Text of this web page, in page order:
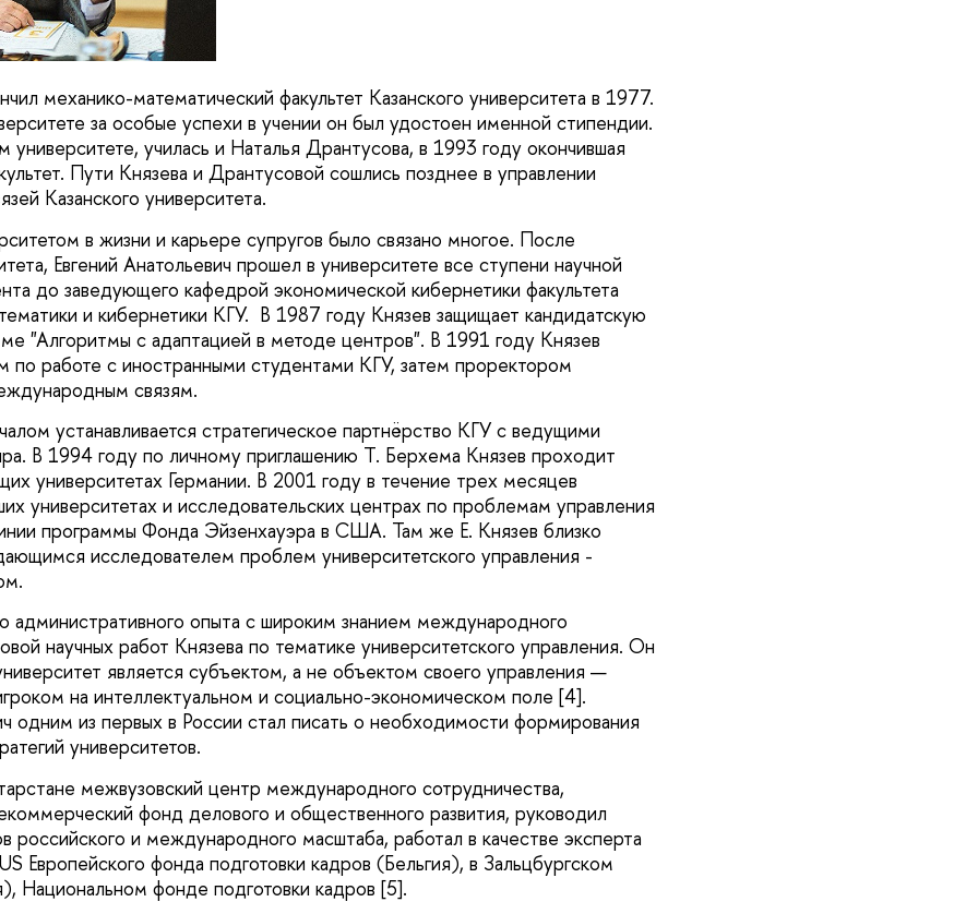
механико-математический факультет Казанского университета в 1977.
за особые успехи в учении он был удостоен именной стипендии.
университете, училась и Наталья Дрантусова, в 1993 году окончившая
Пути Князева и Дрантусовой сошлись позднее в управлении
Казанского университета.
в жизни и карьере супругов было связано многое. После
Евгений Анатольевич прошел в университете все ступени научной
до заведующего кафедрой экономической кибернетики факультета
и кибернетики КГУ. В 1987 году Князев защищает кандидатскую
"Алгоритмы с адаптацией в методе центров". В 1991 году Князев
по работе с иностранными студентами КГУ, затем проректором
связям.
устанавливается стратегическое партнёрство КГУ с ведущими
В 1994 году по личному приглашению Т. Берхема Князев проходит
университетах Германии. В 2001 году в течение трех месяцев
университетах и исследовательских центрах по проблемам управления
программы Фонда Эйзенхауэра в США. Там же Е. Князев близко
исследователем проблем университетского управления -
административного опыта с широким знанием международного
научных работ Князева по тематике университетского управления. Он
является субъектом, а не объектом своего управления —
на интеллектуальном и социально-экономическом поле [4].
одним из первых в России стал писать о необходимости формирования
университетов.
межвузовский центр международного сотрудничества,
фонд делового и общественного развития, руководил
российского и международного масштаба, работал в качестве эксперта
Европейского фонда подготовки кадров (Бельгия), в Зальцбургском
Национальном фонде подготовки кадров [5].